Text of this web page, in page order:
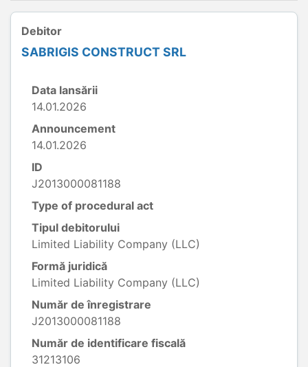
Debitor
SABRIGIS CONSTRUCT SRL
Data lansării
14.01.2026
Announcement
14.01.2026
ID
J2013000081188
Type of procedural act
Tipul debitorului
Limited Liability Company (LLC)
Formă juridică
Limited Liability Company (LLC)
Număr de înregistrare
J2013000081188
Număr de identificare fiscală
31213106